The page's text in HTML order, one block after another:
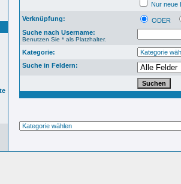
Nur neue
Verknüpfung:
ODER
Suche nach Username:
Benutzen Sie * als Platzhalter.
Kategorie:
Suche in Feldern: